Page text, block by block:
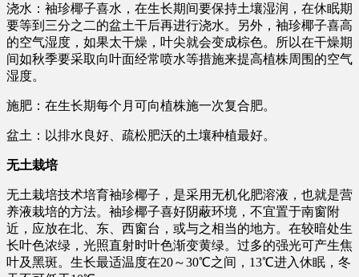
浇水：袖珍椰子喜水，在生长期间要保持土壤湿润，在休眠期
要等到三分之二的盆土干后再进行浇水。另外，袖珍椰子喜高
的空气湿度，如果太干燥，叶尖就会变成棕色。所以在干燥期
间如秋季要采取向叶面经常喷水等措施来提高植株周围的空气
湿度。
施肥：在生长期每个月可向植株施一次复合肥。
盆土：以排水良好、疏松肥沃的土壤种植最好。
无土栽培
无土栽培技术培育袖珍椰子，是采用无机化肥溶液，也就是营
养液栽培的方法。袖珍椰子喜好阴蔽环境，不宜置于南窗附
近，应放在北、东、西窗台，或与之相当的地方。在较暗处生
长叶色浓绿，光照直射时叶色渐变黄绿。过多的强光可产生焦
叶及黑斑。生长最适温度在20～30℃之间，13℃进入休眠，冬